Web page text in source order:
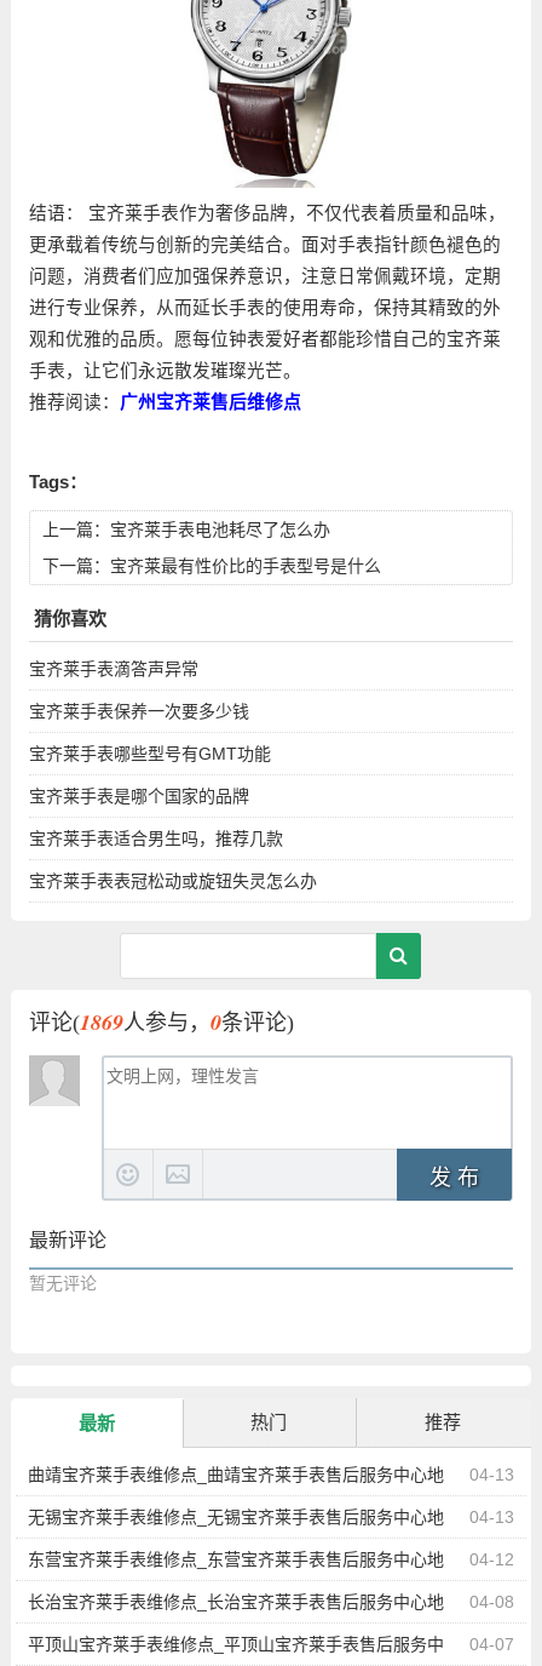
结语： 宝齐莱手表作为奢侈品牌，不仅代表着质量和品味，
更承载着传统与创新的完美结合。面对手表指针颜色褪色的
问题，消费者们应加强保养意识，注意日常佩戴环境，定期
进行专业保养，从而延长手表的使用寿命，保持其精致的外
观和优雅的品质。愿每位钟表爱好者都能珍惜自己的宝齐莱
手表，让它们永远散发璀璨光芒。
推荐阅读： 广州宝齐莱售后维修点
Tags：
上一篇： 宝齐莱手表电池耗尽了怎么办
下一篇： 宝齐莱最有性价比的手表型号是什么
猜你喜欢
宝齐莱手表滴答声异常
宝齐莱手表保养一次要多少钱
宝齐莱手表哪些型号有GMT功能
宝齐莱手表是哪个国家的品牌
宝齐莱手表适合男生吗，推荐几款
宝齐莱手表表冠松动或旋钮失灵怎么办
评论(1869人参与， 0条评论)
发 布
最新评论
暂无评论
最新 热门 推荐
04-13
曲靖宝齐莱手表维修点_曲靖宝齐莱手表售后服务中心地
址查询 04-13
无锡宝齐莱手表维修点_无锡宝齐莱手表售后服务中心地
址查询 04-12
东营宝齐莱手表维修点_东营宝齐莱手表售后服务中心地
址查询 04-08
长治宝齐莱手表维修点_长治宝齐莱手表售后服务中心地
址查询 04-07
平顶山宝齐莱手表维修点_平顶山宝齐莱手表售后服务中